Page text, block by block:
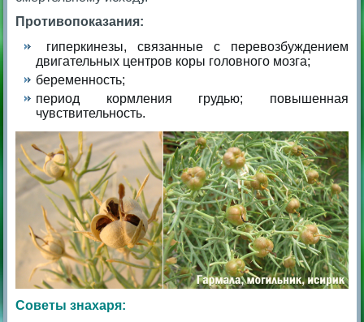
Противопоказания:
гиперкинезы, связанные с перевозбуждением
двигательных центров коры головного мозга;
беременность;
период кормления грудью; повышенная
чувствительность.
Советы знахаря: